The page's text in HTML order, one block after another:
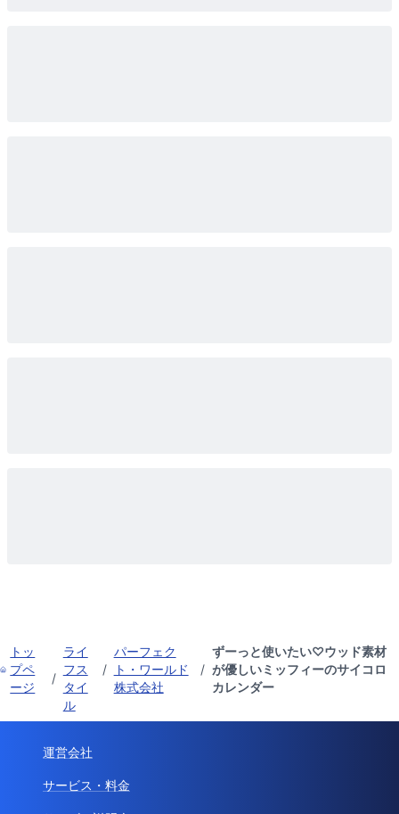
トッ
プペ
ージ
/
ライ
フス
タイ
ル
/
パーフェク
ト・ワールド
株式会社
/
ずーっと使いたい♡ウッド素材
が優しいミッフィーのサイコロ
カレンダー
運営会社
サービス・料金